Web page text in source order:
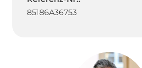
85186A36753